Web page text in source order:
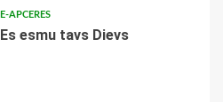
E-APCERES
Es esmu tavs Dievs